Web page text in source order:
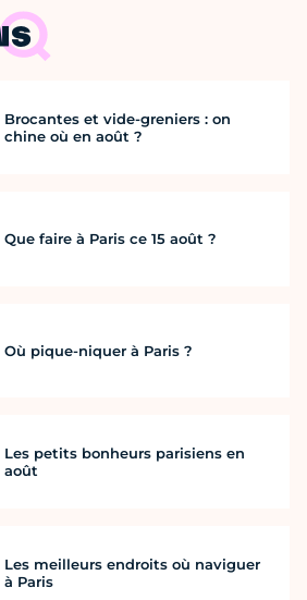
Brocantes et vide-greniers : on
chine où en août ?
Que faire à Paris ce 15 août ?
Où pique-niquer à Paris ?
Les petits bonheurs parisiens en
août
Les meilleurs endroits où naviguer
à Paris